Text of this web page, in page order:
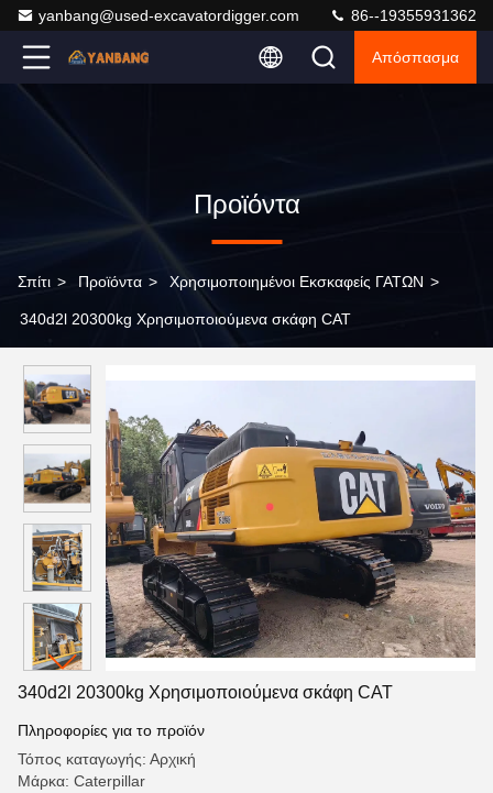
yanbang@used-excavatordigger.com 86--19355931362
Απόσπασμα
Προϊόντα
Σπίτι > Προϊόντα > Χρησιμοποιημένοι Εκσκαφείς ΓΑΤΩΝ >
340d2l 20300kg Χρησιμοποιούμενα σκάφη CAT
340d2l 20300kg Χρησιμοποιούμενα σκάφη CAT
Πληροφορίες για το προϊόν
Τόπος καταγωγής: Αρχική
Μάρκα: Caterpillar